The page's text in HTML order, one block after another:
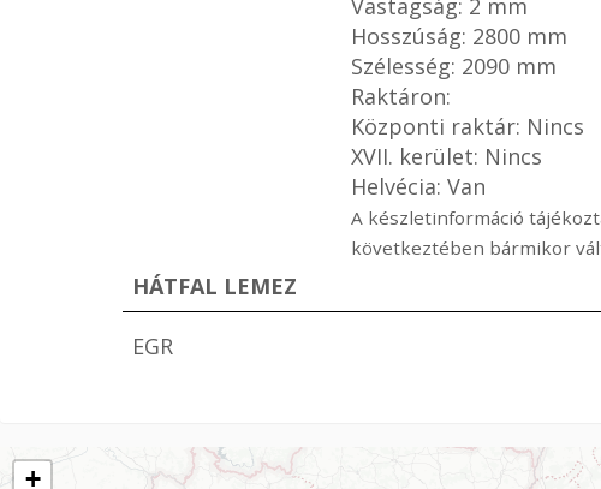
Vastagság: 2 mm
Hosszúság: 2800 mm
Szélesség: 2090 mm
Raktáron:
Központi raktár: Nincs
XVII. kerület: Nincs
Helvécia: Van
A készletinformáció
következtében bármikor
HÁTFAL LEMEZ
EGR
+